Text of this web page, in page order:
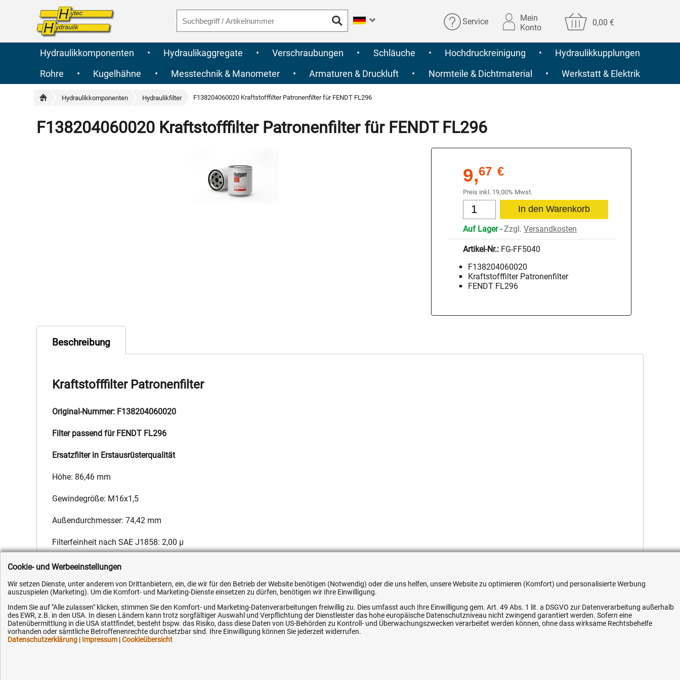
Service
Mein
Konto
0,00 €
Hydraulikkomponenten • Hydraulikaggregate • Verschraubungen • Schläuche • Hochdruckreinigung •
Hydraulikkupplungen
Rohre
• Kugelhähne • Messtechnik & Manometer • Armaturen & Druckluft • Normteile & Dichtmaterial • Werkstatt & Elektrik
Hydraulikkomponenten Hydraulikfilter F138204060020 Kraftstofffilter Patronenfilter für FENDT FL296
F138204060020 Kraftstofffilter Patronenfilter für FENDT FL296
9,67 €
Preis inkl. 19,00% Mwst.
Auf Lager-Zzgl. Versandkosten
Artikel-Nr.: FG-FF5040
F138204060020
Kraftstofffilter Patronenfilter
FENDT FL296
Beschreibung
Kraftstofffilter Patronenfilter
Original-Nummer: F138204060020
Filter passend für FENDT FL296
Ersatzfilter in Erstausrüsterqualität
Höhe: 86,46 mm
Gewindegröße: M16x1,5
Außendurchmesser: 74,42 mm
Filterfeinheit nach SAE J1858: 2,00 µ
Hersteller: Fleetguard
Kundenhotline (Festnetz): Hilfe & Service Ihre Hytec-Hydraulik Vorteile Flexible Zahlung
Cookie- und Werbeeinstellungen
Wir setzen Dienste, unter anderem von Drittanbietern, ein, die wir für den Betrieb der Website benötigen (Notwendig) oder die uns helfen, unsere Website zu optimieren (Komfort) und personalisierte Werbung
auszuspielen (Marketing). Um die Komfort- und Marketing-Dienste einsetzen zu dürfen, benötigen wir Ihre Einwilligung.
Indem Sie auf "Alle zulassen" klicken, stimmen Sie den Komfort- und Marketing-Datenverarbeitungen freiwillig zu. Dies umfasst auch Ihre Einwilligung gem. Art. 49 Abs. 1 lit. a DSGVO zur Datenverarbeitung außerhalb
des EWR, z.B. in den USA. In diesen Ländern kann trotz sorgfältiger Auswahl und Verpflichtung der Dienstleister das hohe europäische Datenschutzniveau nicht zwingend garantiert werden. Sofern eine
Datenübermittlung in die USA stattfindet, besteht bspw. das Risiko, dass diese Daten von US-Behörden zu Kontroll- und Überwachungszwecken verarbeitet werden können, ohne dass wirksame Rechtsbehelfe
vorhanden oder sämtliche Betroffenenrechte durchsetzbar sind. Ihre Einwilligung können Sie jederzeit widerrufen.
Datenschutzerklärung | Impressum |Cookieübersicht